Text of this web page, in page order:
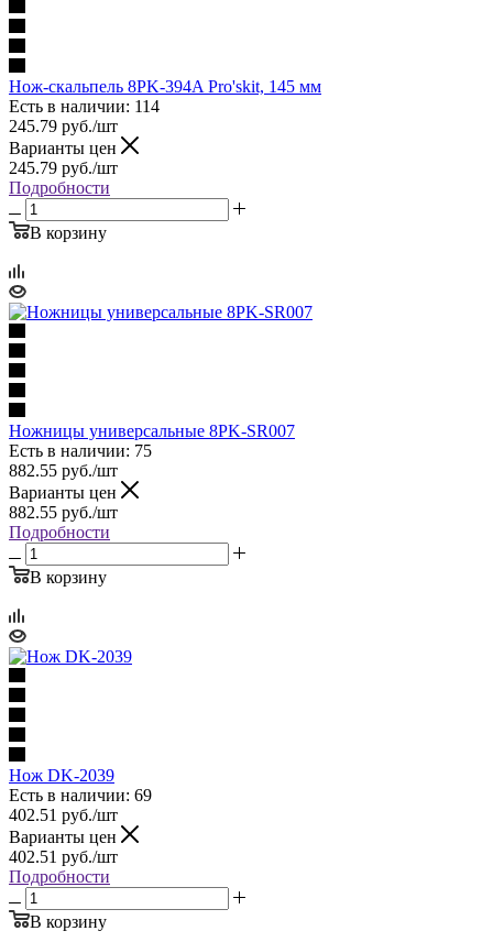
Нож-скальпель 8PK-394A Pro'skit, 145 мм
Есть в наличии: 114
245.79 руб./шт
Варианты цен
245.79 руб./шт
Подробности
В корзину
Ножницы универсальные 8PK-SR007
Есть в наличии: 75
882.55 руб./шт
Варианты цен
882.55 руб./шт
Подробности
В корзину
Нож DK-2039
Есть в наличии: 69
402.51 руб./шт
Варианты цен
402.51 руб./шт
Подробности
В корзину